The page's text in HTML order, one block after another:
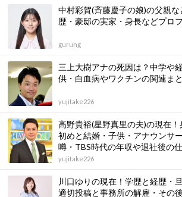
中村彩賀(斉藤慶子の娘)の父親
歴・豪邸の実家・身長などプロ
gurung
三上大樹アナの死因は？中学や
供・白血病やワクチンの関連ま
yujitake226
高野貴裕(星野真里の夫)の現在
初めと結婚・子供・アナウンサ
噂・TBS時代の年収や退社後の
yujitake226
川口ゆりの現在！学歴と経歴・
適切投稿と事務所の解雇・その